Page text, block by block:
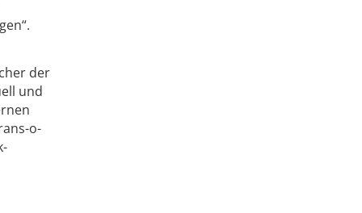
der
und
o-